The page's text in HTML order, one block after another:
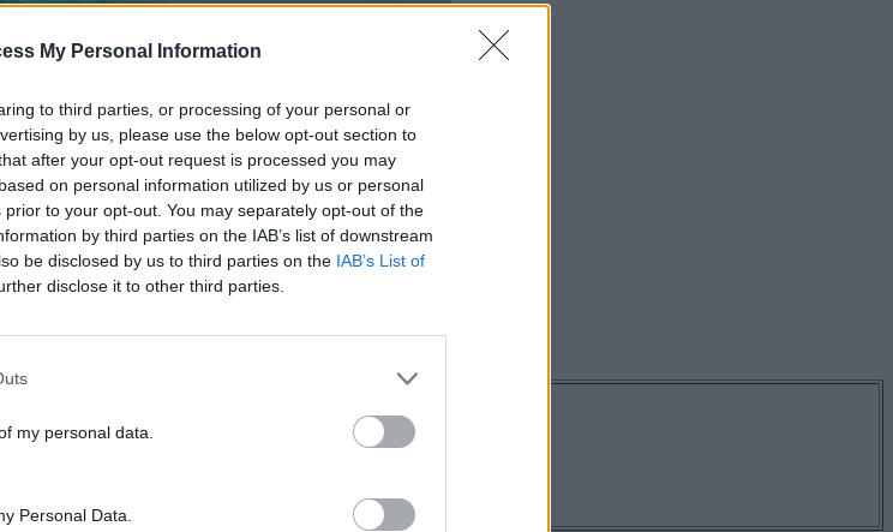
My Personal Information
to third parties, or processing of your personal or
by us, please use the below opt-out section to
after your opt-out request is processed you may
on personal information utilized by us or personal
to your opt-out. You may separately opt-out of the
by third parties on the IAB’s list of downstream
be disclosed by us to third parties on the IAB’s List of
disclose it to other third parties.
my personal data.
Personal Data.
is, és nem fogsz lemaradni a fontos hírekről!